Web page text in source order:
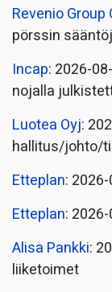
Revenio Group
pörssin
Incap: 2026-
nojalla
Luotea Oyj:
hallitus/johto/
Etteplan:
Etteplan:
Alisa Pankki:
liiketoimet